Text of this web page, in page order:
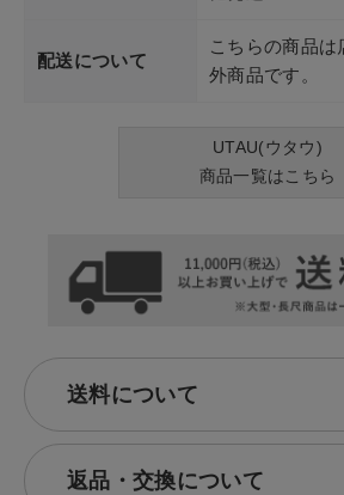
配送について
こちらの商品は
外商品です。
UTAU(ウタウ)
商品一覧はこちら
送料について
返品・交換について